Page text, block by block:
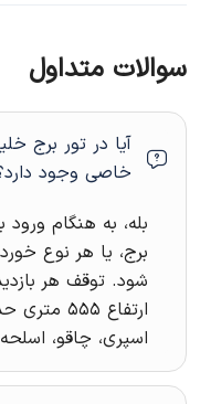
طراحی و اجرا شد تا
هدف از ساخت برج
گردشگران بین‌المللی
جهانی برای سایر
طراحی و معماری برج
معماران و مهندسان برج
سوالات متداول
آیا در تور برج
خاصی وجود
بله، به هنگام
برج، یا هر نوع
اسپری، چاقو،